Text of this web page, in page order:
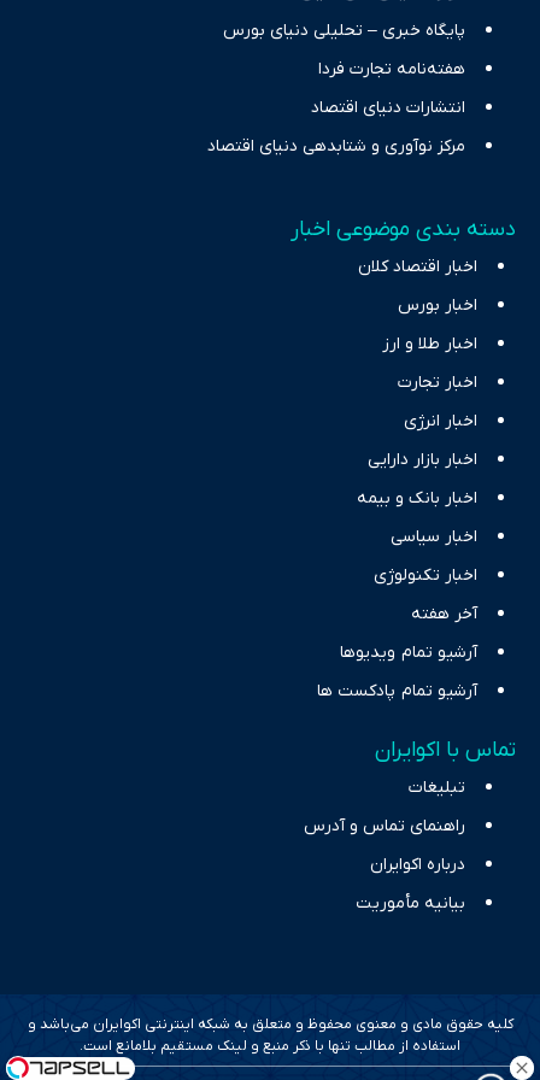
پایگاه خبری – تحلیلی دنیای بورس
هفته‌نامه تجارت فردا
انتشارات دنیای اقتصاد
مرکز نوآوری و شتابدهی دنیای اقتصاد
دسته بندی موضوعی اخبار
اخبار اقتصاد کلان
اخبار بورس
اخبار طلا و ارز
اخبار تجارت
اخبار انرژی
اخبار بازار دارایی
اخبار بانک و بیمه
اخبار سیاسی
اخبار تکنولوژی
آخر هفته
آرشیو تمام ویدیوها
آرشیو تمام پادکست ها
تماس با اکوایران
تبلیغات
راهنمای تماس و آدرس
درباره اکوایران
بیانیه مأموریت
کلیه حقوق مادی و معنوی محفوظ و متعلق به شبکه اینترنتی اکوایران می‌باشد و
استفاده از مطالب تنها با ذکر منبع و لینک مستقیم بلامانع است.